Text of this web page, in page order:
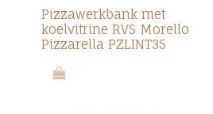
Pizzawerkbank met
koelvitrine RVS Morello
Pizzarella PZLINT35